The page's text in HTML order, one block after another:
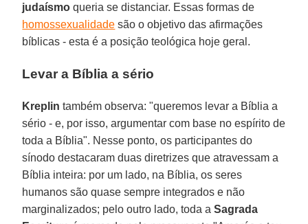
judaísmo queria se distanciar. Essas formas de
homossexualidade são o objetivo das afirmações
bíblicas - esta é a posição teológica hoje geral.
Levar a Bíblia a sério
Kreplin também observa: "queremos levar a Bíblia a
sério - e, por isso, argumentar com base no espírito de
toda a Bíblia". Nesse ponto, os participantes do
sínodo destacaram duas diretrizes que atravessam a
Bíblia inteira: por um lado, na Bíblia, os seres
humanos são quase sempre integrados e não
marginalizados; pelo outro lado, toda aSagrada